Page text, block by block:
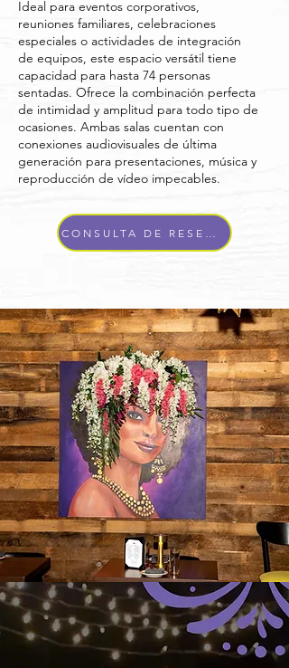
Ideal para eventos corporativos,
reuniones familiares, celebraciones
especiales o actividades de integración
de equipos, este espacio versátil tiene
capacidad para hasta 74 personas
sentadas. Ofrece la combinación perfecta
de intimidad y amplitud para todo tipo de
ocasiones. Ambas salas cuentan con
conexiones audiovisuales de última
generación para presentaciones, música y
reproducción de vídeo impecables.